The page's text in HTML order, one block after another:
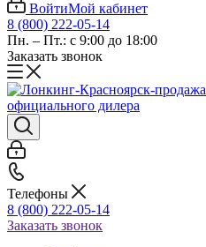
ВойтиМой кабинет
8 (800) 222-05-14
Пн. – Пт.: с 9:00 до 18:00
Заказать звонок
Телефоны
8 (800) 222-05-14
Заказать звонок